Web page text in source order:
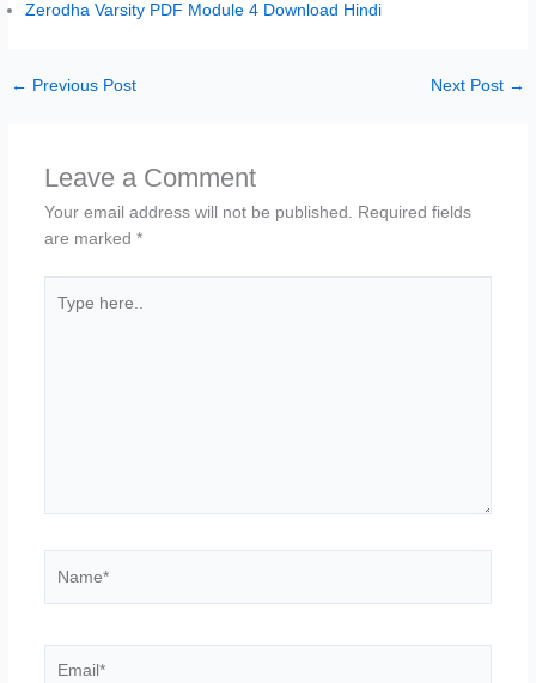
Zerodha Varsity PDF Module 4 Download Hindi
← Previous Post Next Post →
Leave a Comment
Your email address will not be published.
Required fields
are marked *
here..